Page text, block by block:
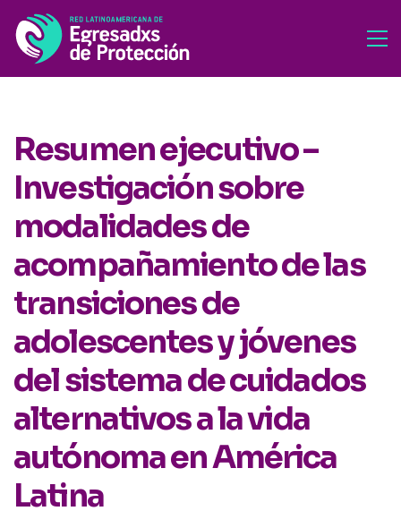
Resumen ejecutivo –
Investigación sobre
modalidades de
acompañamiento de las
transiciones de
adolescentes y jóvenes
del sistema de cuidados
alternativos a la vida
autónoma en América
Latina